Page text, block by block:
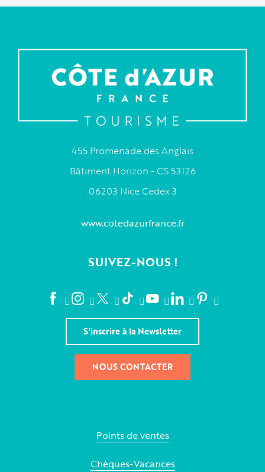
455 Promenade des Anglais
Bâtiment Horizon - CS 53126
06203 Nice Cedex 3
www.cotedazurfrance.fr
SUIVEZ-NOUS !
S'inscrire à la Newsletter
NOUS CONTACTER
Points de ventes
Chèques-Vacances